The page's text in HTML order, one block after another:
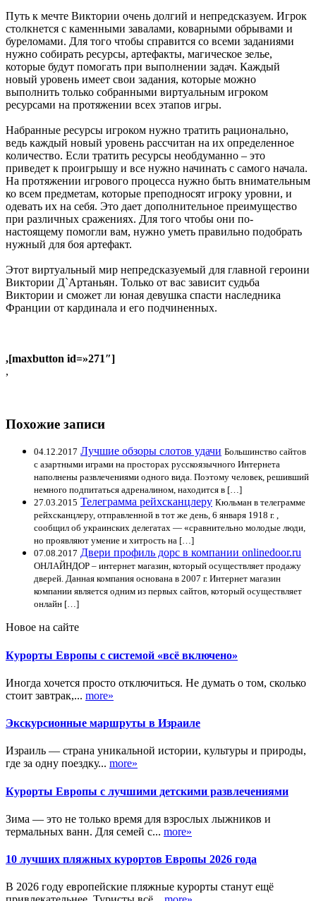
Путь к мечте Виктории очень долгий и непредсказуем. Игрок
столкнется с каменными завалами, коварными обрывами и
буреломами. Для того чтобы справится со всеми заданиями
нужно собирать ресурсы, артефакты, магическое зелье,
которые будут помогать при выполнении задач. Каждый
новый уровень имеет свои задания, которые можно
выполнить только собранными виртуальным игроком
ресурсами на протяжении всех этапов игры.
Набранные ресурсы игроком нужно тратить рационально,
ведь каждый новый уровень рассчитан на их определенное
количество. Если тратить ресурсы необдуманно – это
приведет к проигрышу и все нужно начинать с самого начала.
На протяжении игрового процесса нужно быть внимательным
ко всем предметам, которые преподносят игроку уровни, и
одевать их на себя. Это дает дополнительное преимущество
при различных сражениях. Для того чтобы они по-
настоящему помогли вам, нужно уметь правильно подобрать
нужный для боя артефакт.
Этот виртуальный мир непредсказуемый для главной героини
Виктории Д`Артаньян. Только от вас зависит судьба
Виктории и сможет ли юная девушка спасти наследника
Франции от кардинала и его подчиненных.
,[maxbutton id=»271″]
,
Похожие записи
04.12.2017 Лучшие обзоры слотов удачи Большинство сайтов
с азартными играми на просторах русскоязычного Интернета
наполнены развлечениями одного вида. Поэтому человек, решивший
немного подпитаться адреналином, находится в […]
27.03.2015 Телеграмма рейхсканцлеру Кюльман в телеграмме
рейхсканцлеру, отправленной в тот же день, 6 января 1918 г. ,
сообщил об украинских делегатах — «сравнительно молодые люди,
но проявляют умение и хитрость на […]
07.08.2017 Двери профиль дорс в компании onlinedoor.ru
ОНЛАЙНДОР – интернет магазин, который осуществляет продажу
дверей. Данная компания основана в 2007 г. Интернет магазин
компании является одним из первых сайтов, который осуществляет
онлайн […]
Новое на сайте
Курорты Европы с системой «всё включено»
Иногда хочется просто отключиться. Не думать о том, сколько
стоит завтрак,... more»
Экскурсионные маршруты в Израиле
Израиль — страна уникальной истории, культуры и природы,
где за одну поездку... more»
Курорты Европы с лучшими детскими развлечениями
Зима — это не только время для взрослых лыжников и
термальных ванн. Для семей с... more»
10 лучших пляжных курортов Европы 2026 года
В 2026 году европейские пляжные курорты станут ещё